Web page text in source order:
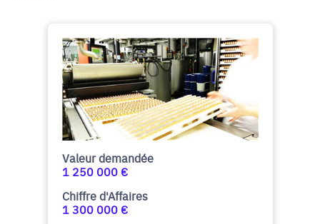
Valeur demandée
1 250 000 €
Chiffre d'Affaires
1 300 000 €